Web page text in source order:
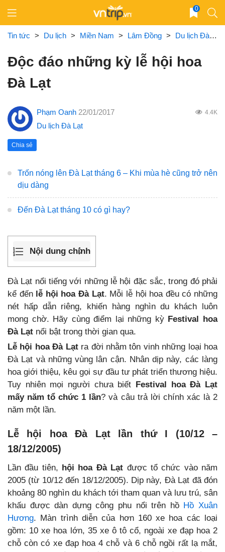
content
0
Tin tức > Du lịch > Miền Nam > Lâm Đồng > Du lịch Đà Lạt
Độc đáo những kỳ lễ hội hoa
Đà Lạt
Phạm Oanh 22/01/2017 4.4K
Du lịch Đà Lạt
Chia sẻ
Trốn nóng lên Đà Lạt tháng 6 – Khi mùa hè cũng trở nên
dịu dàng
Đến Đà Lạt tháng 10 có gì hay?
Nội dung chính
Đà Lạt nổi tiếng với những lễ hội đặc sắc, trong đó phải
kể đến lễ hội hoa Đà Lạt. Mỗi lễ hội hoa đều có những
nét hấp dẫn riêng, khiến hàng nghìn du khách luôn
mong chờ. Hãy cùng điểm lại những kỳ Festival hoa
Đà Lạt nổi bật trong thời gian qua.
Lễ hội hoa Đà Lạtra đời nhằm tôn vinh những loại hoa
Đà Lạt và những vùng lân cận. Nhân dịp này, các làng
hoa giới thiệu, kêu gọi sự đầu tư phát triển thương hiệu.
Tuy nhiên mọi người chưa biết Festival hoa Đà Lạt
mấy năm tổ chức 1 lần? và câu trả lời chính xác là 2
năm một lần.
Lễ hội hoa Đà Lạt lần thứ I (10/12 –
18/12/2005)
Lần đầu tiên, hội hoa Đà Lạt được tổ chức vào năm
2005 (từ 10/12 đến 18/12/2005). Dịp này, Đà Lạt đã đón
khoảng 80 nghìn du khách tới tham quan và lưu trú, sân
khấu được dàn dựng công phu nổi trên hồ Hồ Xuân
Hương. Màn trình diễn của hơn 160 xe hoa các loại
gồm: 10 xe hoa lớn, 35 xe ô tô cổ, ngoài xe đạp hoa 2
chỗ còn có xe đạp hoa 4 chỗ và 6 chỗ ngồi rất lạ mắt,